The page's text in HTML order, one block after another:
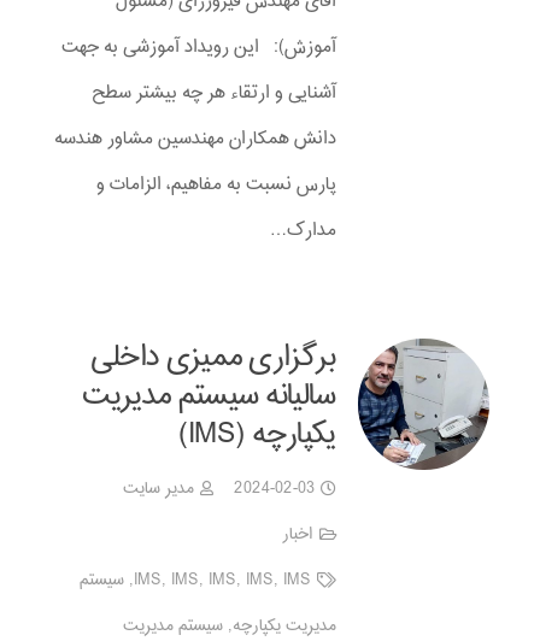
آموزش): این رویداد آموزشی به جهت
آشنایی و ارتقاء هر چه بیشتر سطح
دانش همکاران مهندسین مشاور هندسه
پارس نسبت به مفاهیم، الزامات و
مدارک…
برگزاری ممیزی داخلی
سالیانه سیستم مدیریت
یکپارچه (IMS)
2024-02-03
مدیر سایت
اخبار
IMS, IMS, IMS, IMS, IMS
,سیستم
مدیریت یکپارچه,سیستم مدیریت